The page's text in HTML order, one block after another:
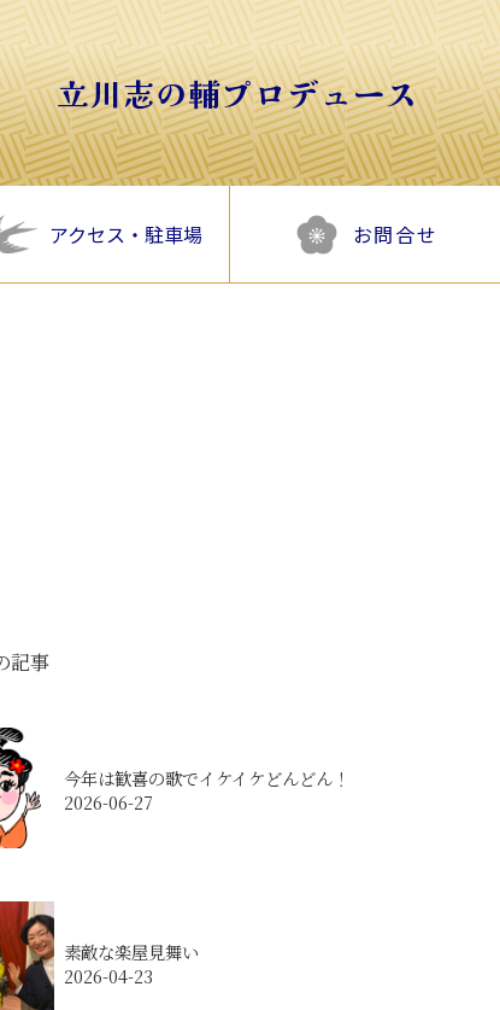
立川志の輔プロデュース
アクセス・駐車場 お問合せ
記事
今年は歓喜の歌でイケイケどんどん！
2026-06-27
素敵な楽屋見舞い
2026-04-23